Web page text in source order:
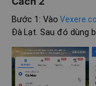
Bước 1: Vào
Đà Lạt. Sau đó dùng